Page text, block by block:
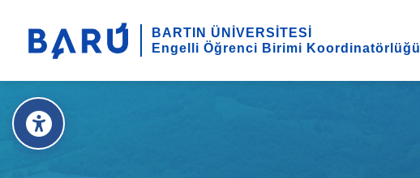
BARTIN ÜNİVERSİTESİ
Engelli Öğrenci Birimi Koordinatörlüğü